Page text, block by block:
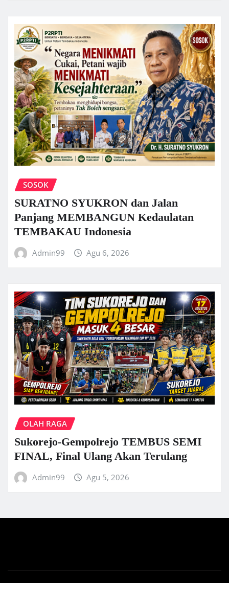
SOSOK
SURATNO SYUKRON dan Jalan
Panjang MEMBANGUN Kedaulatan
TEMBAKAU Indonesia
Admin99 Agu 6, 2026
OLAH RAGA
Sukorejo-Gempolrejo TEMBUS SEMI
FINAL, Final Ulang Akan Terulang
Admin99 Agu 5, 2026